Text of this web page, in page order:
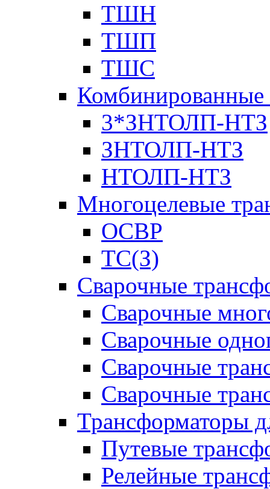
ТШН
ТШП
ТШС
Комбинированные
3*ЗНТОЛП-НТЗ
ЗНТОЛП-НТЗ
НТОЛП-НТЗ
Многоцелевые
ОСВР
ТС(З)
Сварочные
Сварочные
Сварочные
Сварочные
Сварочные
Трансформаторы
Путевые
Релейные